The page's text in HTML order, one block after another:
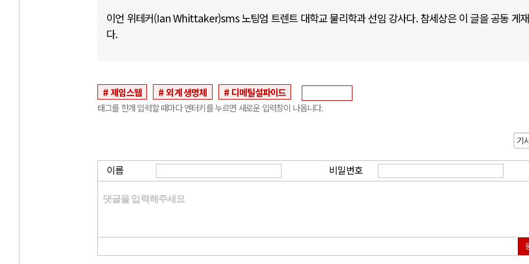
이언 위테커(Ian Whittaker)sms 노팅엄 트렌트 대학교 물리학과 선임 강사다. 참세상은 이 글을 공동 게
다.
제임스웹 외계 생명체 디메틸설파이드
태그를 한개 입력할 때마다 엔터키를 누르면 새로운 입력창이 나옵니다.
기
이름 비밀번호